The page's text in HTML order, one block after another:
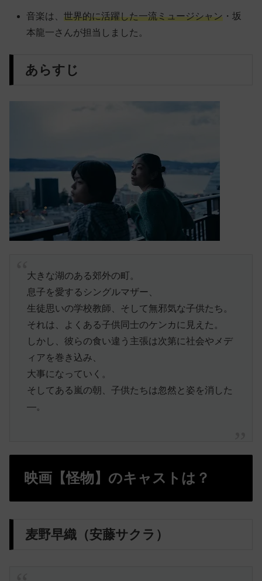
音楽は、世界的に活躍した一流ミュージシャン ・坂
本龍一さんが担当しました。
あらすじ
大きな湖のある郊外の町。
息子を愛するシングルマザー、
生徒思いの学校教師、そして無邪気な子供たち。
それは、よくある子供同士のケンカに見えた。
しかし、彼らの食い違う主張は次第に社会やメデ
ィアを巻き込み、
大事になっていく。
そしてある嵐の朝、子供たちは忽然と姿を消した
―。
映画【怪物】のキャストは？
麦野早織（安藤サクラ）